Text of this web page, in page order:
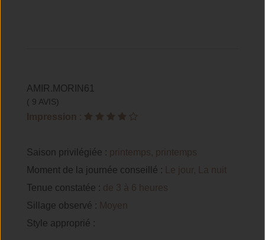
AMIR.MORIN61
( 9 AVIS)
Impression :
Saison privilégiée : printemps, printemps
Moment de la journée conseillé :
Le jour, La nuit
Tenue constatée : de 3 à 6 heures
Sillage observé : Moyen
Style approprié :